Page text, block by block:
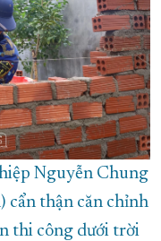
Nguyễn Chung
cẩn thận căn chỉnh
thi công dưới trời